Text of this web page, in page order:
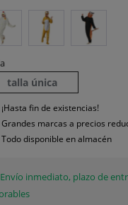
talla única
¡Hasta fin de existencias!
Grandes marcas a precios
Todo disponible en almacén
Envío inmediato, plazo de